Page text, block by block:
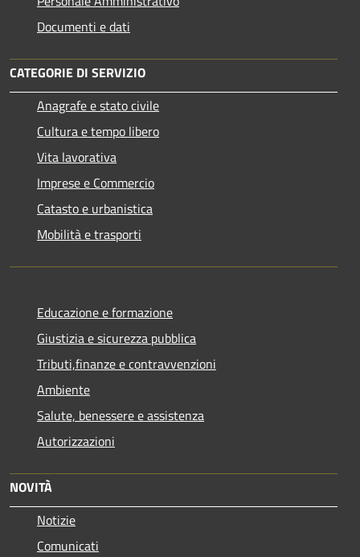
Documenti e dati
CATEGORIE DI SERVIZIO
Anagrafe e stato civile
Cultura e tempo libero
Vita lavorativa
Imprese e Commercio
Catasto e urbanistica
Mobilità e trasporti
Educazione e formazione
Giustizia e sicurezza pubblica
Tributi,finanze e contravvenzioni
Ambiente
Salute, benessere e assistenza
Autorizzazioni
NOVITÀ
Notizie
Comunicati